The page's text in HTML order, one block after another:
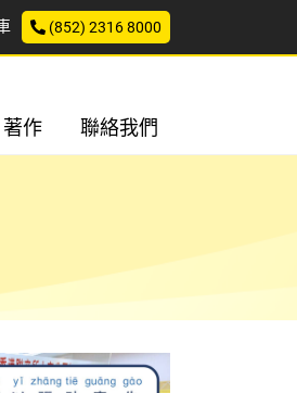
(852) 2316 8000
著作 聯絡我們